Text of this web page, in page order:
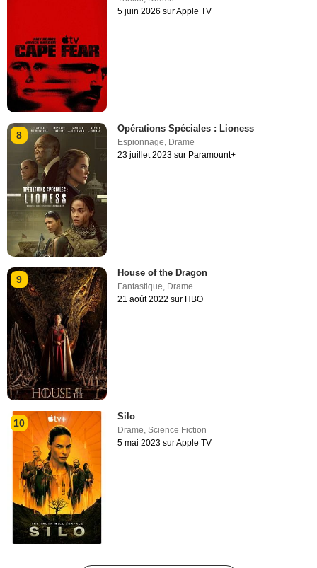
5 juin 2026 sur Apple TV
8
Opérations Spéciales : Lioness
Espionnage, Drame
23 juillet 2023 sur Paramount+
9
House of the Dragon
Fantastique Drame
21 août 2022 sur HBO
10
Silo
Drame,Science Fiction
5 mai 2023 sur Apple TV